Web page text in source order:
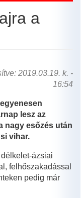
a
2019.03.19. k. -
16:54
lesz az
nagy esőzés után
vihar.
ázsiai
felhőszakadással
pedig már